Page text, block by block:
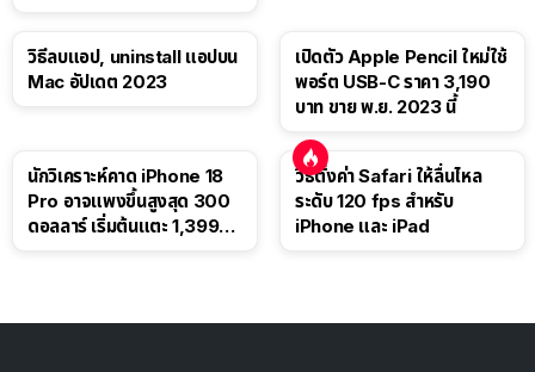
วิธีลบแอป, uninstall แอปบน
Mac อัปเดต 2023
เปิดตัว Apple Pencil ใหม่ใช้
พอร์ต USB-C ราคา 3,190
บาท ขาย พ.ย. 2023 นี้
นักวิเคราะห์คาด iPhone 18
Pro อาจแพงขึ้นสูงสุด 300
ดอลลาร์ เริ่มต้นแตะ 1,399
วิธีตั้งค่า Safari ให้ลื่นไหล
ระดับ 120 fps สำหรับ
iPhone และ iPad